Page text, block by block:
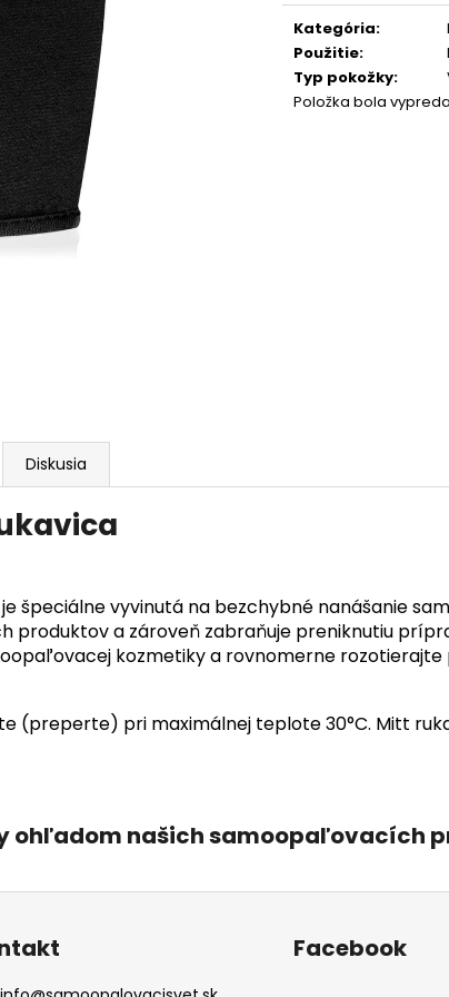
cena:
Kategória:
Použitie:
Typ pokožky:
Položka bola
Diskusia
je špeciálne vyvinutá na bezchybné nanášanie
a zároveň zabraňuje preniknutiu
kozmetiky a rovnomerne rozotierajte
(preperte) pri maximálnej teplote 30°C. Mitt
ohľadom našich samoopaľovacích
Facebook